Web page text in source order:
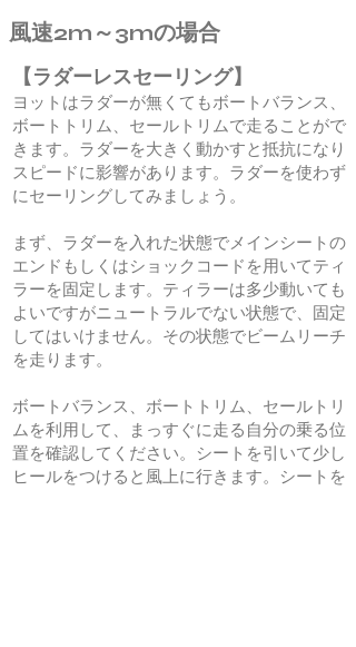
風速2m～3mの場合
【ラダーレスセーリング】
ヨットはラダーが無くてもボートバランス、
ボートトリム、セールトリムで走ることがで
きます。ラダーを大きく動かすと抵抗になり
スピードに影響があります。ラダーを使わず
にセーリングしてみましょう。
まず、ラダーを入れた状態でメインシートの
エンドもしくはショックコードを用いてティ
ラーを固定します。ティラーは多少動いても
よいですがニュートラルでない状態で、固定
してはいけません。その状態でビームリーチ
を走ります。
ボートバランス、ボートトリム、セールトリ
ムを利用して、まっすぐに走る自分の乗る位
置を確認してください。シートを引いて少し
ヒールをつけると風上に行きます。シートを